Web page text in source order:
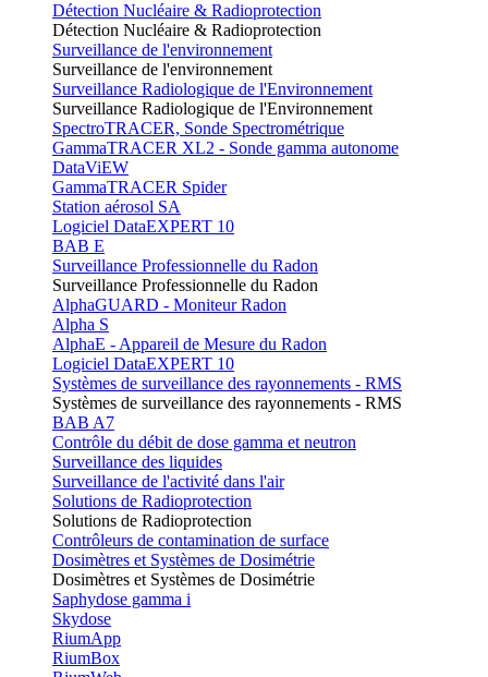
Détection Nucléaire & Radioprotection
Détection Nucléaire & Radioprotection
Surveillance de l'environnement
Surveillance de l'environnement
Surveillance Radiologique de l'Environnement
Surveillance Radiologique de l'Environnement
SpectroTRACER, Sonde Spectrométrique
GammaTRACER XL2 - Sonde gamma autonome
DataViEW
GammaTRACER Spider
Station aérosol SA
Logiciel DataEXPERT 10
BAB E
Surveillance Professionnelle du Radon
Surveillance Professionnelle du Radon
AlphaGUARD - Moniteur Radon
Alpha S
AlphaE - Appareil de Mesure du Radon
Logiciel DataEXPERT 10
Systèmes de surveillance des rayonnements - RMS
Systèmes de surveillance des rayonnements - RMS
BAB A7
Contrôle du débit de dose gamma et neutron
Surveillance des liquides
Surveillance de l'activité dans l'air
Solutions de Radioprotection
Solutions de Radioprotection
Contrôleurs de contamination de surface
Dosimètres et Systèmes de Dosimétrie
Dosimètres et Systèmes de Dosimétrie
Saphydose gamma i
Skydose
RiumApp
RiumBox